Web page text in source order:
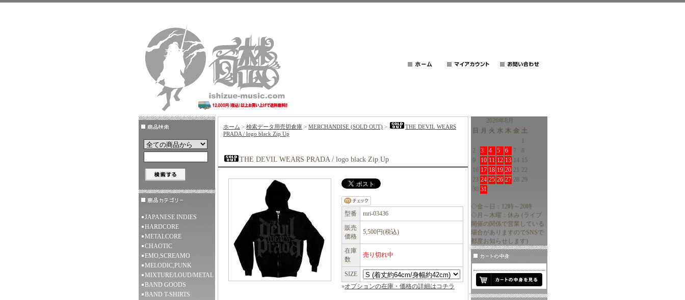
JAPANESE INDIES
HARDCORE
METALCORE
CHAOTIC
EMO,SCREAMO
MELODIC,PUNK
MIXTURE/LOUD/METAL
BAND GOODS
BAND T-SHIRTS
ホーム > 検索データ用売切倉庫 > MERCHANDISE (SOLD OUT) >
THE DEVIL WEARS
PRADA / logo black Zip Up
THE DEVIL WEARS PRADA / logo black Zip Up
型番
mri-03436
販売
価格
5,500円(税込)
在庫
数
売り切れ中
SIZE
»オプションの在庫・価格の詳細はコチラ
2026年8月
日
月 火 水 木 金 土
1
2
3 4 5 6 7
8
9
10 11 12 13 14 15
16 17 18 19 20 21 22
23 24 25 26 27 28 29
30 31
◇金～日：12時～20時
◇月～木曜：休み (ライブ
開催の関係で営業している
場合がありますのでSNSで
都度お知らせします)